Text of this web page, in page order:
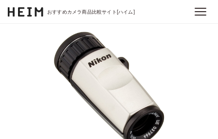
おすすめカメラ商品比較サイト[ハイム]